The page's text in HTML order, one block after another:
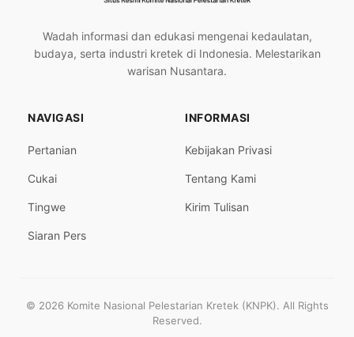
Wadah informasi dan edukasi mengenai kedaulatan,
budaya, serta industri kretek di Indonesia. Melestarikan
warisan Nusantara.
NAVIGASI
Pertanian
Cukai
Tingwe
Siaran Pers
INFORMASI
Kebijakan Privasi
Tentang Kami
Kirim Tulisan
© 2026 Komite Nasional Pelestarian Kretek (KNPK). All Rights
Reserved.